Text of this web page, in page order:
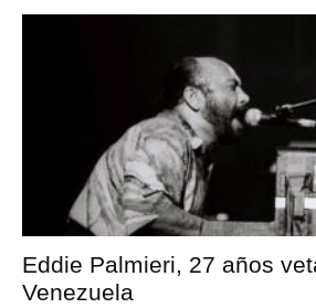
Eddie Palmieri, 27 años
Venezuela